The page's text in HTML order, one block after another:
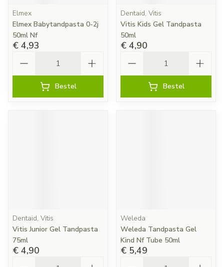
Elmex
Elmex Babytandpasta 0-2j
50ml Nf
€ 4,93
Bestel
Dentaid, Vitis
Vitis Kids Gel Tandpasta
50ml
€ 4,90
Bestel
Dentaid, Vitis
Vitis Junior Gel Tandpasta
75ml
€ 4,90
Weleda
Weleda Tandpasta Gel
Kind Nf Tube 50ml
€ 5,49